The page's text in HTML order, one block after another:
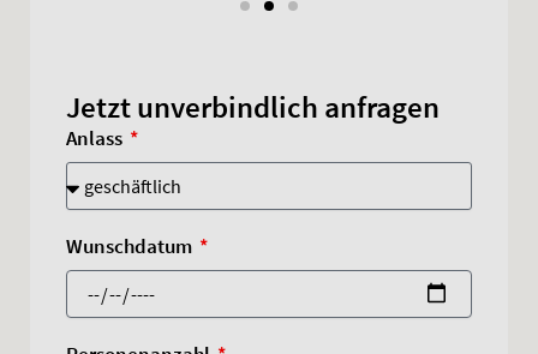
Jetzt unverbindlich anfragen
Anlass
Wunschdatum